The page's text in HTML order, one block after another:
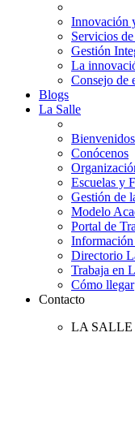
Innovación
Servicios
Gestión
La
Consejo de
Blogs
La Salle
Conócenos
Escuelas y
Gestión de
Modelo
Portal de
Directorio
Trabaja en
Cómo llegar
Contacto
LA SALLE